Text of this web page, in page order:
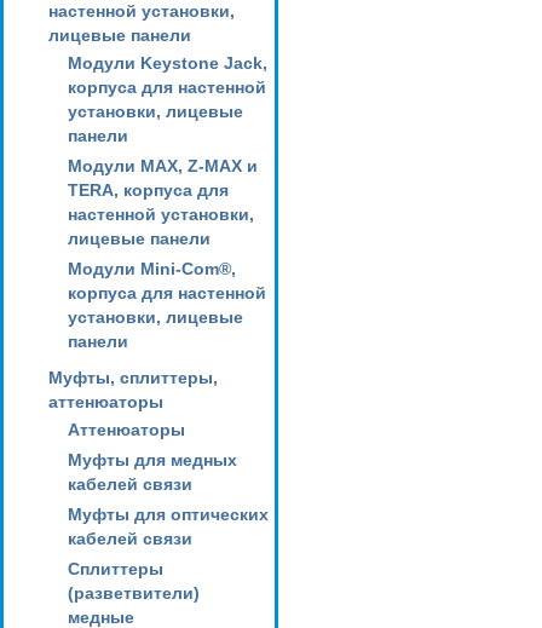
настенной установки,
лицевые панели
Модули Keystone Jack,
корпуса для настенной
установки, лицевые
панели
Модули MAX, Z-MAX и
TERA, корпуса для
настенной установки,
лицевые панели
Модули Mini-Com®,
корпуса для настенной
установки, лицевые
панели
Муфты, сплиттеры,
аттенюаторы
Аттенюаторы
Муфты для медных
кабелей связи
Муфты для оптических
кабелей связи
Сплиттеры
(разветвители)
медные